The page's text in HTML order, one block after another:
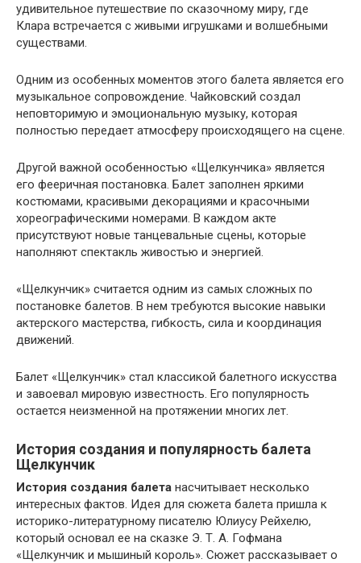
удивительное путешествие по сказочному миру, где
Клара встречается с живыми игрушками и волшебными
существами.
Одним из особенных моментов этого балета является его
музыкальное сопровождение. Чайковский создал
неповторимую и эмоциональную музыку, которая
полностью передает атмосферу происходящего на сцене.
Другой важной особенностью «Щелкунчика» является
его фееричная постановка. Балет заполнен яркими
костюмами, красивыми декорациями и красочными
хореографическими номерами. В каждом акте
присутствуют новые танцевальные сцены, которые
наполняют спектакль живостью и энергией.
«Щелкунчик» считается одним из самых сложных по
постановке балетов. В нем требуются высокие навыки
актерского мастерства, гибкость, сила и координация
движений.
Балет «Щелкунчик» стал классикой балетного искусства
и завоевал мировую известность. Его популярность
остается неизменной на протяжении многих лет.
История создания и популярность балета
Щелкунчик
История создания балета насчитывает несколько
интересных фактов. Идея для сюжета балета пришла к
историко-литературному писателю Юлиусу Рейхелю,
который основал ее на сказке Э. Т. А. Гофмана
«Щелкунчик и мышиный король». Сюжет рассказывает о